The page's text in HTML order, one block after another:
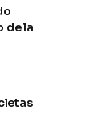
de la